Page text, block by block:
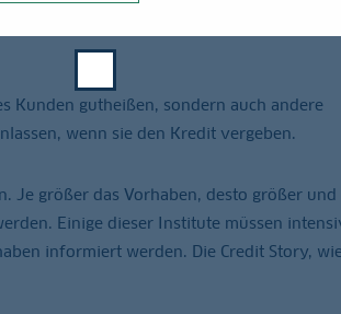
vor. Das Unternehmen will zu Recht
Kunden gutheißen, sondern auch andere
wenn sie den Kredit vergeben.
Je größer das Vorhaben, desto größer
Einige dieser Institute müssen
informiert werden. Die Credit Story,